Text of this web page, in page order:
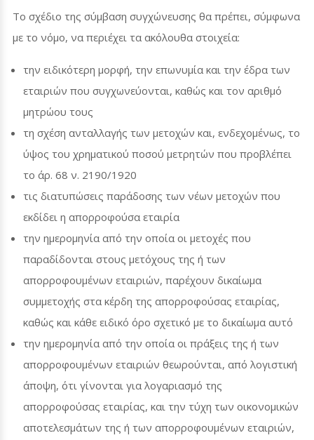
Το σχέδιο της σύμβαση συγχώνευσης θα πρέπει, σύμφωνα
με το νόμο, να περιέχει τα ακόλουθα στοιχεία:
την ειδικότερη μορφή, την επωνυμία και την έδρα των
εταιριών που συγχωνεύονται, καθώς και τον αριθμό
μητρώου τους
τη σχέση ανταλλαγής των μετοχών και, ενδεχομένως, το
ύψος του χρηματικού ποσού μετρητών που προβλέπει
το άρ. 68 ν. 2190/1920
τις διατυπώσεις παράδοσης των νέων μετοχών που
εκδίδει η απορροφούσα εταιρία
την ημερομηνία από την οποία οι μετοχές που
παραδίδονται στους μετόχους της ή των
απορροφουμένων εταιριών, παρέχουν δικαίωμα
συμμετοχής στα κέρδη της απορροφούσας εταιρίας,
καθώς και κάθε ειδικό όρο σχετικό με το δικαίωμα αυτό
την ημερομηνία από την οποία οι πράξεις της ή των
απορροφουμένων εταιριών θεωρούνται, από λογιστική
άποψη, ότι γίνονται για λογαριασμό της
απορροφούσας εταιρίας, και την τύχη των οικονομικών
αποτελεσμάτων της ή των απορροφουμένων εταιριών,